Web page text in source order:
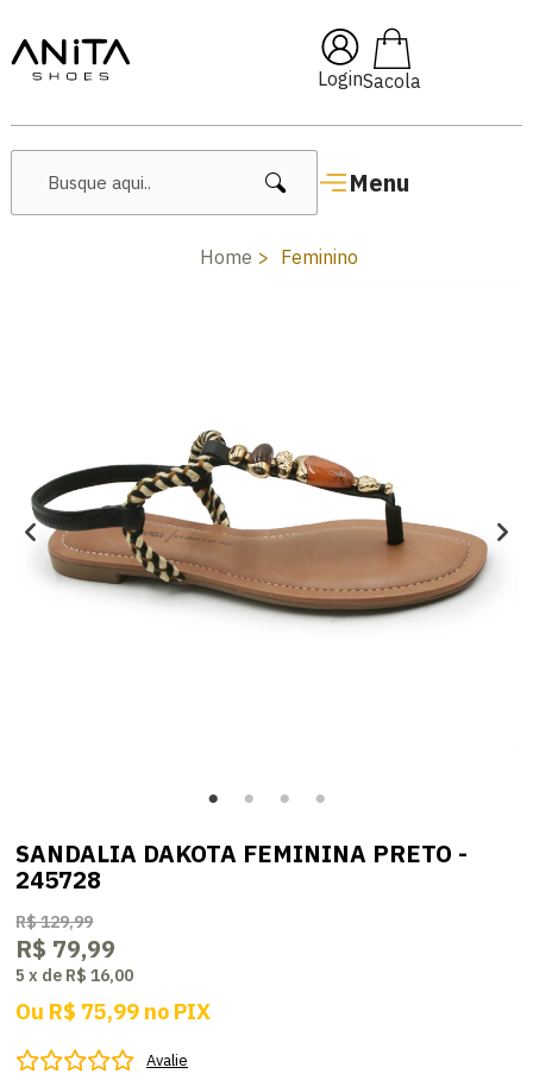
Login
Menu
🔥 Lançamentos Femininos
Home Feminino
SANDALIA DAKOTA FEMININA PRETO -
245728
R$ 129,99
R$ 79,99
5 x de R$ 16,00
Ou R$ 75,99 no PIX
Avalie